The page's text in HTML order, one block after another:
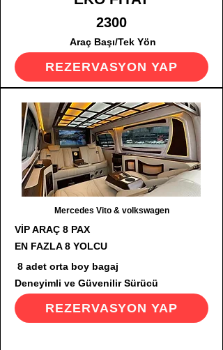
2300
Araç Başı/Tek Yön
REZERVASYON YAP
Mercedes Vito & volkswagen
VİP ARAÇ 8 PAX
EN FAZLA 8 YOLCU
8 adet orta boy bagaj
Deneyimli ve Güvenilir Sürücü
REZERVASYON YAP